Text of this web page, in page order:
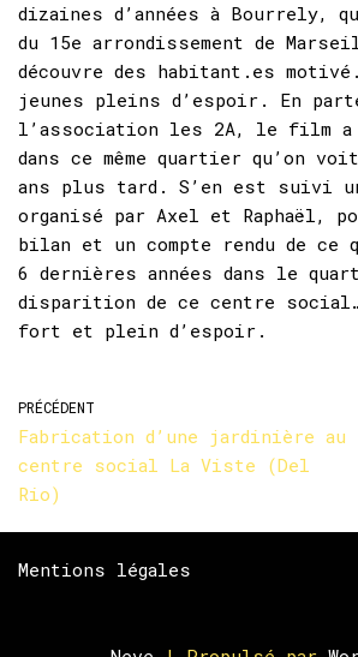
dizaines d’années à Bourrely,
du 15e arrondissement de
découvre des habitant.es
jeunes pleins d’espoir. En
l’association les 2A, le film
dans ce même quartier qu’on
ans plus tard. S’en est suivi
organisé par Axel et Raphaël,
bilan et un compte rendu de ce
6 dernières années dans le
disparition de ce centre social…
fort et plein d’espoir.
PRÉCÉDENT
Fabrication d’une jardinière au
centre social La Viste (Del
Rio)
Mentions légales